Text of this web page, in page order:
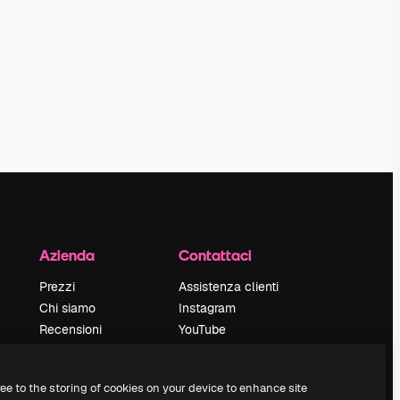
Azienda
Prezzi
Chi siamo
Recensioni
Blog
Contattaci
Assistenza clienti
Instagram
YouTube
Discord
to the storing of cookies on your device to enhance site